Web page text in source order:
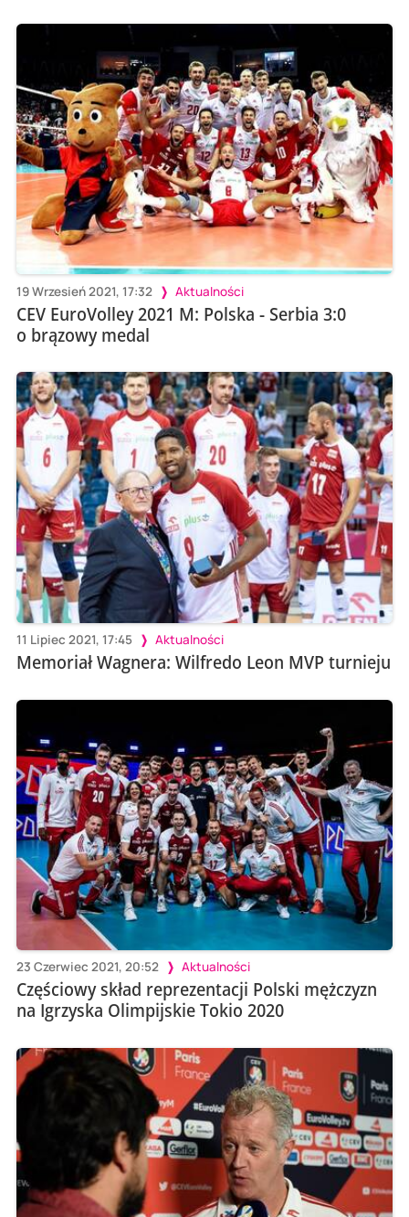
19 Wrzesień 2021, 17:32 Aktualności
CEV EuroVolley 2021 M: Polska - Serbia 3:0
o brązowy medal
11 Lipiec 2021, 17:45 Aktualności
Memoriał Wagnera: Wilfredo Leon MVP turnieju
23 Czerwiec 2021, 20:52 Aktualności
Częściowy skład reprezentacji Polski mężczyzn
na Igrzyska Olimpijskie Tokio 2020